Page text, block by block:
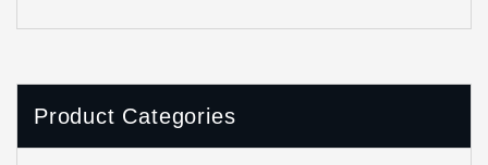
Product Categories